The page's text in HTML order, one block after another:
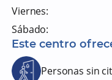
Viernes:
Sábado:
Este centro
Personas sin